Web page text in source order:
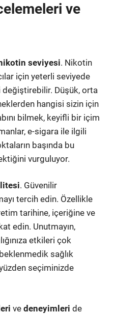
ve
seviyesi. Nikotin
için yeterli seviyede
Düşük, orta
hangisi sizin için
bilmek, keyifli bir içim
e-sigara ile ilgili
başında bu
vurguluyor.
. Güvenilir
tercih edin. Özellikle
tarihine, içeriğine ve
edin. Unutmayın,
etkileri çok
sağlık
seçiminizde
ve deneyimleri de